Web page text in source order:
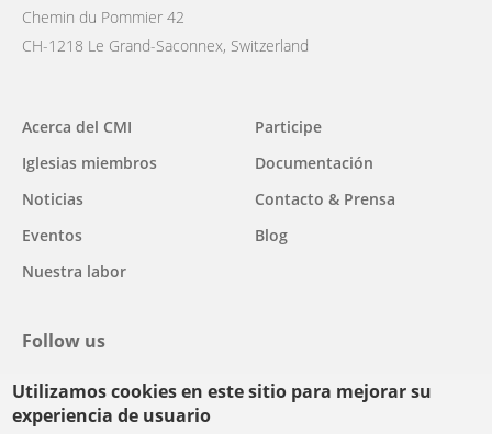
Utilizamos cookies en este sitio para mejorar su
experiencia de usuario
Chemin du Pommier 42
CH-1218 Le Grand-Saconnex, Switzerland
Main
navigation
Acerca del CMI
Iglesias miembros
Noticias
Eventos
Nuestra labor
Participe
Documentación
Contacto & Prensa
Blog
Follow us
facebook
twitteryoutubeyoutubeinstagram